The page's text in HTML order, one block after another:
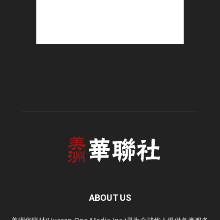
ABOUT US